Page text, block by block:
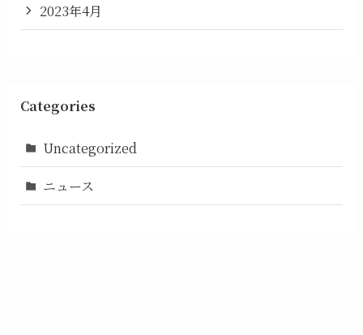
2023年4月
Categories
Uncategorized
ニュース